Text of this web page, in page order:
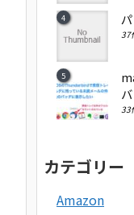
37
33
カテゴリー
Amazon